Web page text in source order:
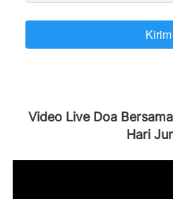
`Kirim
Video Live Doa
Hari